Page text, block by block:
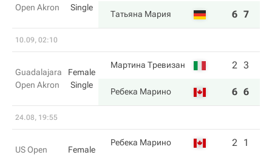
Open Akron
Single
Татьяна Мария 6 7
10.09, 02:10
Guadalajara
Open Akron
Female
Single
Мартина Тревизан 2 3
Ребека Марино 6 6
24.08, 19:55
US Open
Female
Ребека Марино 2 1